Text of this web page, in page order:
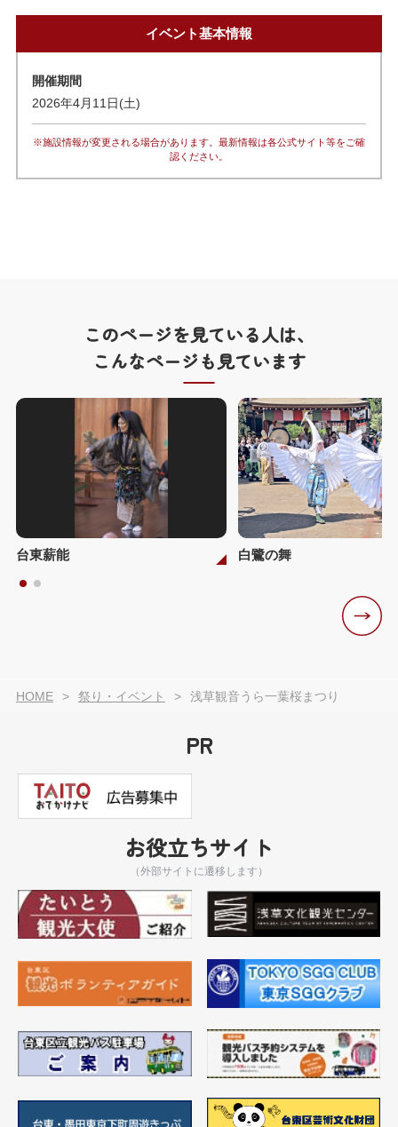
イベント基本情報
開催期間
2026年4月11日(土)
※施設情報が変更される場合があります。最新情報は各公式サイト等をご確
認ください。
このページを見ている人は、
こんなページも見ています
台東薪能 白鷺の舞
HOME 祭り・イベント 浅草観音うら一葉桜まつり
PR
お役立ちサイト
（外部サイトに遷移します）